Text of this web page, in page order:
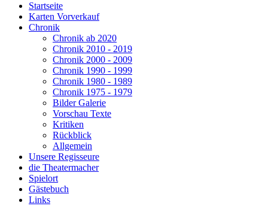
Startseite
Karten Vorverkauf
Chronik
Chronik ab 2020
Chronik 2010 - 2019
Chronik 2000 - 2009
Chronik 1990 - 1999
Chronik 1980 - 1989
Chronik 1975 - 1979
Bilder Galerie
Vorschau Texte
Kritiken
Rückblick
Allgemein
Unsere Regisseure
die Theatermacher
Spielort
Gästebuch
Links